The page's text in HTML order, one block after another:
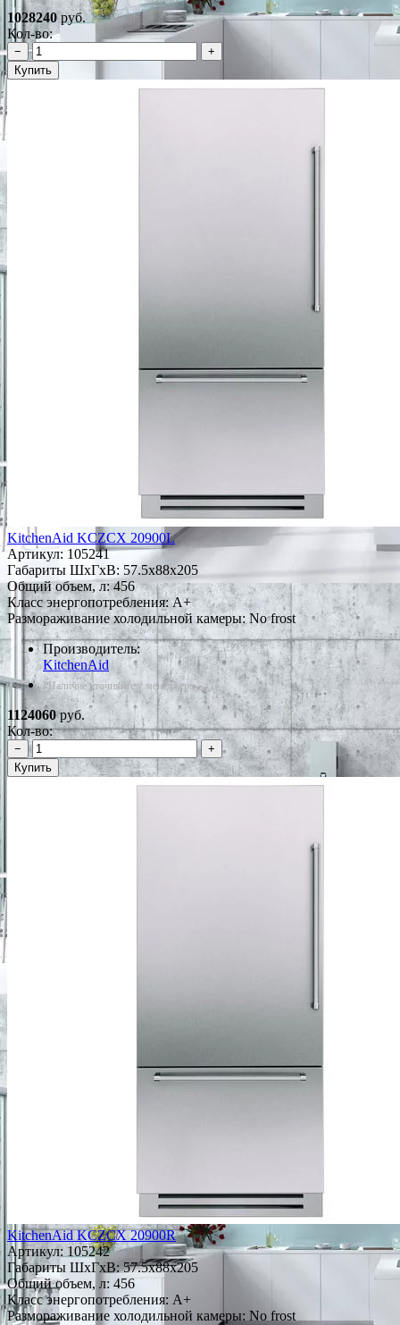
1028240 руб.
Кол-во:
−
+
Купить
KitchenAid KCZCX 20900L
Артикул: 105241
Габариты ШxГxВ: 57.5x88x205
Общий объем, л: 456
Класс энергопотребления: A+
Размораживание холодильной камеры: No frost
Производитель:
KitchenAid
*Наличие уточняйте у менеджера
1124060руб.
Кол-во:
−
+
Купить
KitchenAid KCZCX 20900R
Артикул: 105242
Габариты ШxГxВ: 57.5x88x205
Общий объем, л: 456
Класс энергопотребления: A+
Размораживание холодильной камеры: No frost